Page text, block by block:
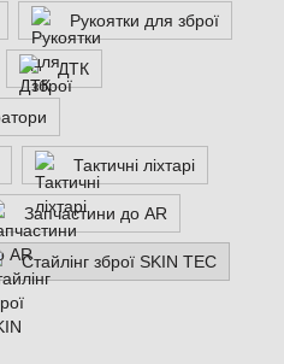
Рукоятки для зброї
ДТК
Тактичні ліхтарі
Запчастини до AR
Стайлінг зброї SKIN TEC